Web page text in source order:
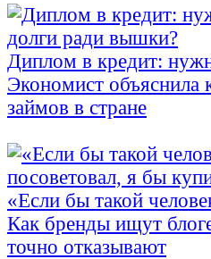
Диплом в кредит:
Экономист объяснила
займов в стране
«Если бы такой
Как бренды ищут
точно отказывают